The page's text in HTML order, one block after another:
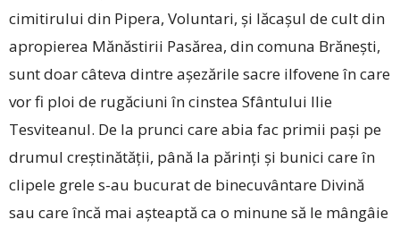
cimitirului din Pipera, Voluntari, și lăcașul de cult din
apropierea Mănăstirii Pasărea, din comuna Brănești,
sunt doar câteva dintre așezările sacre ilfovene în care
vor fi ploi de rugăciuni în cinstea Sfântului Ilie
Tesviteanul. De la prunci care abia fac primii pași pe
drumul creștinătății, până la părinți și bunici care în
clipele grele s-au bucurat de binecuvântare Divină
sau care încă mai așteaptă ca o minune să le mângâie